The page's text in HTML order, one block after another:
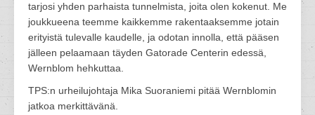
tarjosi yhden parhaista tunnelmista, joita olen kokenut. Me
joukkueena teemme kaikkemme rakentaaksemme jotain
erityistä tulevalle kaudelle, ja odotan innolla, että pääsen
jälleen pelaamaan täyden Gatorade Centerin edessä,
Wernblom hehkuttaa.
TPS:n urheilujohtaja Mika Suoraniemi pitää Wernblomin
jatkoa merkittävänä.